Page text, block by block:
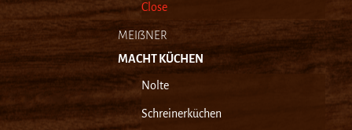
Close
MEIẞNER
MACHT KÜCHEN
Nolte
Schreinerküchen